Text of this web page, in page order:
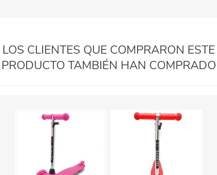
LOS CLIENTES QUE COMPRARON ESTE
PRODUCTO TAMBIÉN HAN COMPRADO